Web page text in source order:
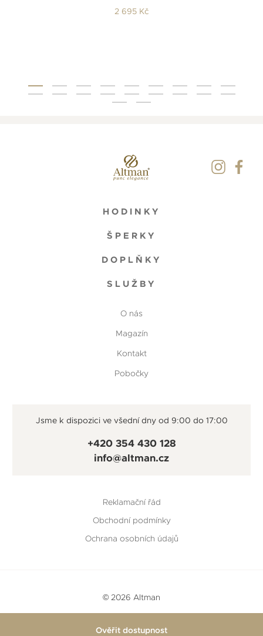
Ověřit dostupnost
2 695 Kč
HODINKY
ŠPERKY
DOPLŇKY
SLUŽBY
O nás
Magazín
Kontakt
Pobočky
Jsme k dispozici ve všední dny od 9:00 do 17:00
+420 354 430 128
info@altman.cz
Reklamační řád
Obchodní podmínky
Ochrana osobních údajů
© 2026 Altman